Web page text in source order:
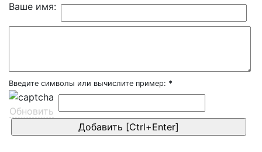
Ваше имя:
Введите символы или вычислите пример: *
Обновить